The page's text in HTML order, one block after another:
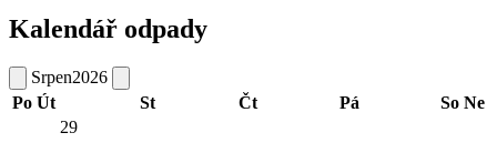
Kalendář odpady
Srpen2026
Po Út St Čt Pá So Ne
29